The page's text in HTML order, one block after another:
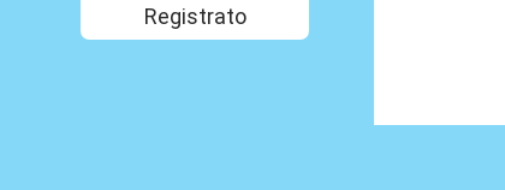
Registrato